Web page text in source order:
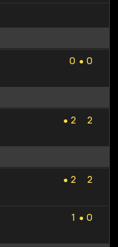
0
0 ●
0
0
●
2
2
2
2
●
2
2
2
2
1 ● 0